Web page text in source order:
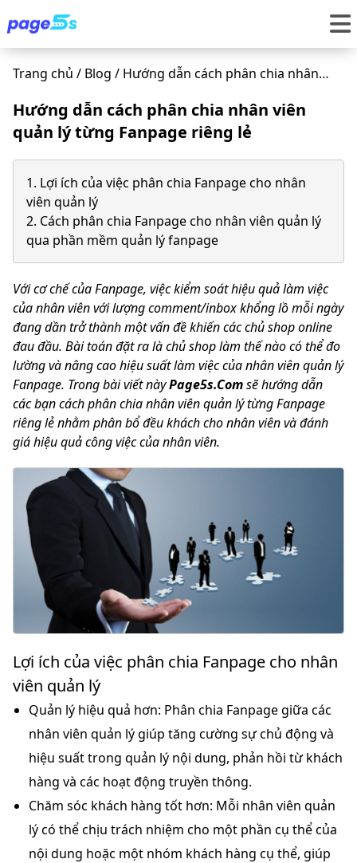
Trang chủ / Blog / Hướng dẫn cách phân chia nhân
Hướng dẫn cách phân chia nhân viên
quản lý từng Fanpage riêng lẻ
1. Lợi ích của việc phân chia Fanpage cho nhân
viên quản lý
2. Cách phân chia Fanpage cho nhân viên quản lý
qua phần mềm quản lý fanpage
Với cơ chế của Fanpage, việc kiểm soát hiệu quả làm việc
của nhân viên với lượng comment/inbox khổng lồ mỗi ngày
đang dần trở thành một vấn đề khiến các chủ shop online
đau đầu. Bài toán đặt ra là chủ shop làm thế nào có thể đo
lường và nâng cao hiệu suất làm việc của nhân viên quản lý
Fanpage. Trong bài viết nàyPage5s.Comsẽ hướng dẫn
các bạn cách phân chia nhân viên quản lý từng Fanpage
riêng lẻ nhằm phân bổ đều khách cho nhân viên và đánh
giá hiệu quả công việc của nhân viên.
Lợi ích của việc phân chia Fanpage cho nhân
viên quản lý
Quản lý hiệu quả hơn: Phân chia Fanpage giữa các
nhân viên quản lý giúp tăng cường sự chủ động và
hiệu suất trong quản lý nội dung, phản hồi từ khách
hàng và các hoạt động truyền thông.
Chăm sóc khách hàng tốt hơn: Mỗi nhân viên quản
lý có thể chịu trách nhiệm cho một phần cụ thể của
nội dung hoặc một nhóm khách hàng cụ thể, giúp